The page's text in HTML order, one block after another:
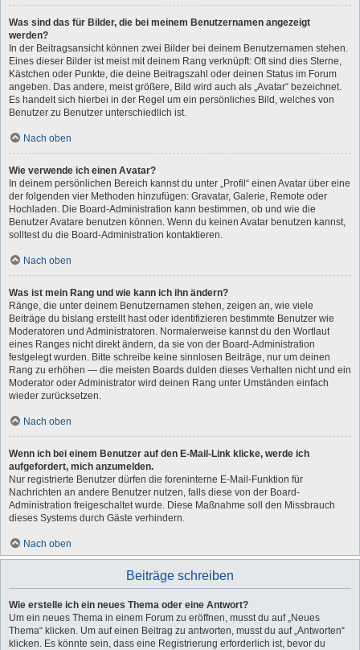
Was sind das für Bilder, die bei meinem Benutzernamen angezeigt
werden?
In der Beitragsansicht können zwei Bilder bei deinem Benutzernamen stehen.
Eines dieser Bilder ist meist mit deinem Rang verknüpft: Oft sind dies Sterne,
Kästchen oder Punkte, die deine Beitragszahl oder deinen Status im Forum
angeben. Das andere, meist größere, Bild wird auch als „Avatar“ bezeichnet.
Es handelt sich hierbei in der Regel um ein persönliches Bild, welches von
Benutzer zu Benutzer unterschiedlich ist.
Nach oben
Wie verwende ich einen Avatar?
In deinem persönlichen Bereich kannst du unter „Profil“ einen Avatar über eine
der folgenden vier Methoden hinzufügen: Gravatar, Galerie, Remote oder
Hochladen. Die Board-Administration kann bestimmen, ob und wie die
Benutzer Avatare benutzen können. Wenn du keinen Avatar benutzen kannst,
solltest du die Board-Administration kontaktieren.
Nach oben
Was ist mein Rang und wie kann ich ihn ändern?
Ränge, die unter deinem Benutzernamen stehen, zeigen an, wie viele
Beiträge du bislang erstellt hast oder identifizieren bestimmte Benutzer wie
Moderatoren und Administratoren. Normalerweise kannst du den Wortlaut
eines Ranges nicht direkt ändern, da sie von der Board-Administration
festgelegt wurden. Bitte schreibe keine sinnlosen Beiträge, nur um deinen
Rang zu erhöhen — die meisten Boards dulden dieses Verhalten nicht und ein
Moderator oder Administrator wird deinen Rang unter Umständen einfach
wieder zurücksetzen.
Nach oben
Wenn ich bei einem Benutzer auf den E-Mail-Link klicke, werde ich
aufgefordert, mich anzumelden.
Nur registrierte Benutzer dürfen die foreninterne E-Mail-Funktion für
Nachrichten an andere Benutzer nutzen, falls diese von der Board-
Administration freigeschaltet wurde. Diese Maßnahme soll den Missbrauch
dieses Systems durch Gäste verhindern.
Nach oben
Beiträge schreiben
Wie erstelle ich ein neues Thema oder eine Antwort?
Um ein neues Thema in einem Forum zu eröffnen, musst du auf „Neues
Thema“ klicken. Um auf einen Beitrag zu antworten, musst du auf „Antworten“
klicken. Es könnte sein, dass eine Registrierung erforderlich ist, bevor du